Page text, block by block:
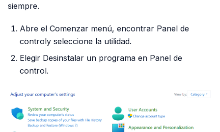
siempre.
Abre el Comenzar menú, encontrar Panel de
controly seleccione la utilidad.
Elegir Desinstalar un programa en Panel de
control.